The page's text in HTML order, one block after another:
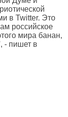
в Twitter. Это
российское
мира банан,
- пишет в